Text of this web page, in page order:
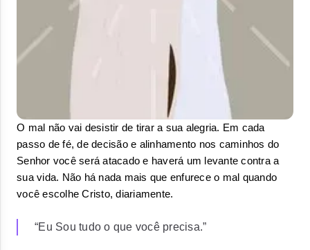
O mal não vai desistir de tirar a sua alegria. Em cada
passo de fé, de decisão e alinhamento nos caminhos do
Senhor você será atacado e haverá um levante contra a
sua vida. Não há nada mais que enfurece o mal quando
você escolhe Cristo, diariamente.
“Eu Sou tudo o que você precisa.”